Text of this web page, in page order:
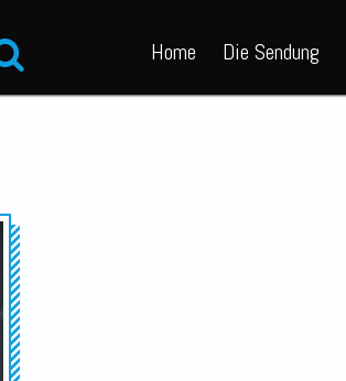
Home Die Sendung
Audio-
Player